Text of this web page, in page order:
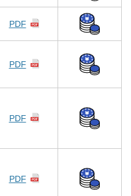
PDF
PDF
PDF
PDF